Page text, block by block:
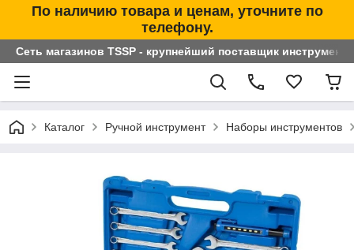
По наличию товара и ценам, уточните по
телефону.
Сеть магазинов TSSP - крупнейший поставщик
Каталог Ручной инструмент Наборы инструментов